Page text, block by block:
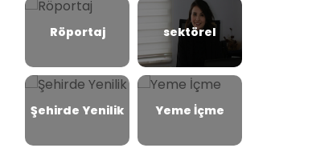
Röportaj sektörel
Şehirde Yenilik Yeme İçme